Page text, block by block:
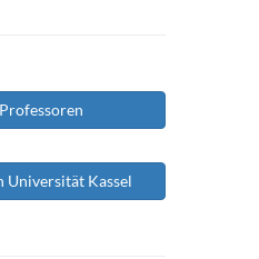
Universität Kassel